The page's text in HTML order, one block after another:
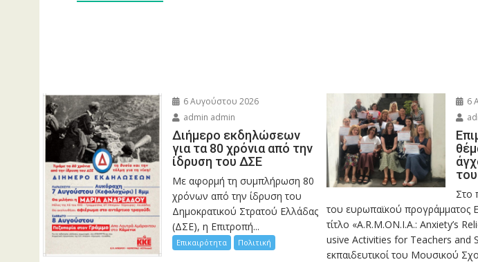
6 Αυγούστου 2026
admin admin
Διήμερο εκδηλώσεων
για τα 80 χρόνια από την
ίδρυση του ΔΣΕ
Με αφορμή τη συμπλήρωση 80
χρόνων από την ίδρυση του
Δημοκρατικού Στρατού Ελλάδας
(ΔΣΕ), η Επιτροπή...
Επικαιρότητα Πολιτική
6
Στο
του ευρωπαϊκού προγράμματος
τίτλο «A.R.M.ON.I.A.: Anxiety’s
usive Activities for Teachers and
εκπαιδευτικοί του Μουσικού